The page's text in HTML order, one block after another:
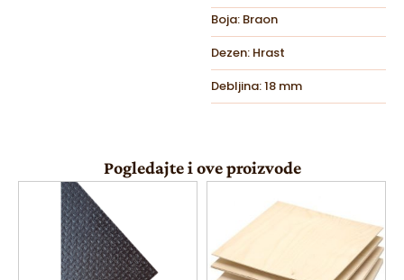
Boja: Braon
Dezen: Hrast
Debljina: 18 mm
Pogledajte i ove proizvode